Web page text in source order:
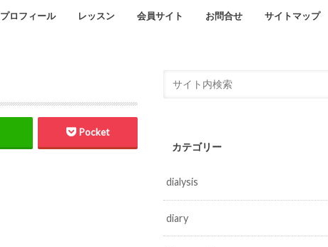
プロフィール レッスン 会員サイト お問合せ サイトマップ
Pocket
カテゴリー
dialysis
diary